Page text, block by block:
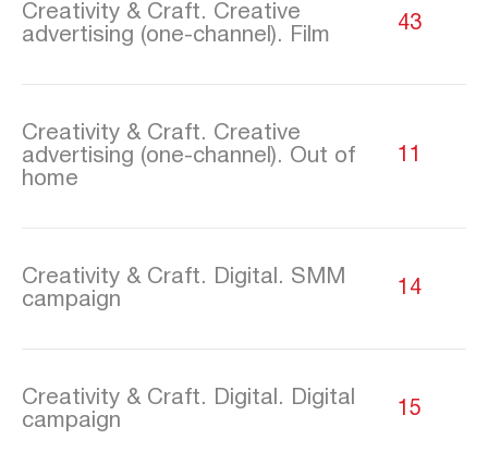
Creativity & Craft. Creative
advertising (one-channel). Film
43
Creativity & Craft. Creative
advertising (one-channel). Out of
home
11
Creativity & Craft. Digital. SMM
campaign
14
Creativity & Craft. Digital. Digital
campaign
15